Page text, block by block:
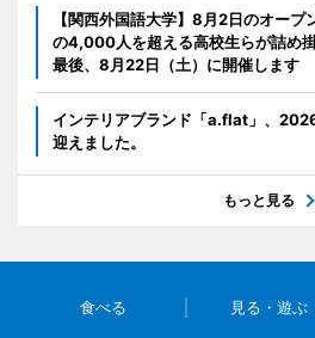
【関西外国語大学】8月2日のオー
の4,000人を超える高校生らが詰め
最後、8月22日（土）に開催します
インテリアブランド「a.flat」、
迎えました。
もっと見る
食べる 見る・遊ぶ